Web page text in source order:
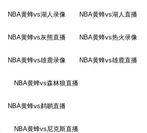
NBA黄蜂vs湖人录像 NBA黄蜂vs湖人直播
NBA黄蜂vs灰熊直播 NBA黄蜂vs热火录像
NBA黄蜂vs雄鹿录像 NBA黄蜂vs雄鹿直播
NBA黄蜂vs森林狼直播
NBA黄蜂vs鹈鹕直播
NBA黄蜂vs尼克斯直播